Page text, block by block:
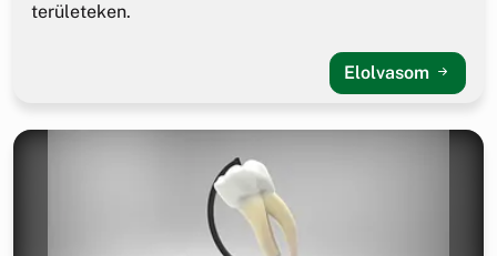
területeken.
Elolvasom